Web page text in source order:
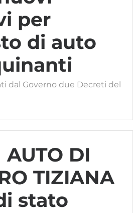
per
di auto
dal Governo due Decreti del
AUTO DI
TIZIANA
stato